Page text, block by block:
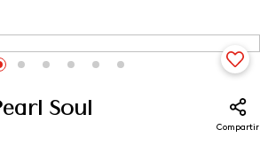
Soul
Compartir